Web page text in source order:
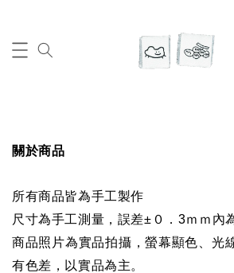
關於商品
所有商品皆為手工製作
尺寸為手工測量，誤差±０．3ｍｍ內
商品照片為實品拍攝，螢幕顯色、光
有色差，以實品為主。